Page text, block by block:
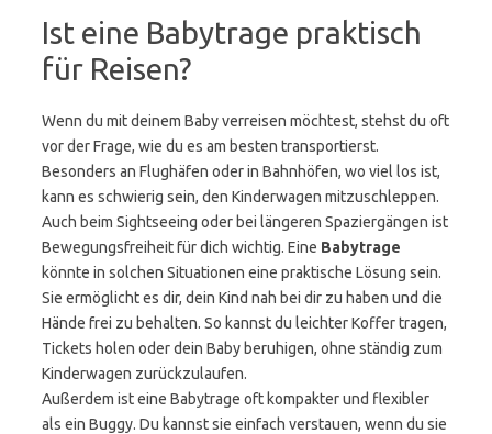
Ist eine Babytrage praktisch
für Reisen?
Wenn du mit deinem Baby verreisen möchtest, stehst du oft
vor der Frage, wie du es am besten transportierst.
Besonders an Flughäfen oder in Bahnhöfen, wo viel los ist,
kann es schwierig sein, den Kinderwagen mitzuschleppen.
Auch beim Sightseeing oder bei längeren Spaziergängen ist
Bewegungsfreiheit für dich wichtig. Eine Babytrage
könnte in solchen Situationen eine praktische Lösung sein.
Sie ermöglicht es dir, dein Kind nah bei dir zu haben und die
Hände frei zu behalten. So kannst du leichter Koffer tragen,
Tickets holen oder dein Baby beruhigen, ohne ständig zum
Kinderwagen zurückzulaufen.
Außerdem ist eine Babytrage oft kompakter und flexibler
als ein Buggy. Du kannst sie einfach verstauen, wenn du sie